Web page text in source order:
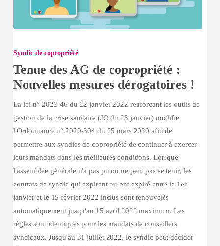
de
copropriété
:
Nouvelles
mesures
dérogatoires
!
Syndic de copropriété
Tenue des AG de copropriété :
Nouvelles mesures dérogatoires !
La loi n° 2022-46 du 22 janvier 2022 renforçant les outils de
gestion de la crise sanitaire (JO du 23 janvier) modifie
l'Ordonnance n° 2020-304 du 25 mars 2020 afin de
permettre aux syndics de copropriété de continuer à exercer
leurs mandats dans les meilleures conditions. Lorsque
l'assemblée générale n'a pas pu ou ne peut pas se tenir, les
contrats de syndic qui expirent ou ont expiré entre le 1er
janvier et le 15 février 2022 inclus sont renouvelés
automatiquement jusqu'au 15 avril 2022 maximum. Les
règles sont identiques pour les mandats de conseillers
syndicaux. Jusqu'au 31 juillet 2022, le syndic peut décider